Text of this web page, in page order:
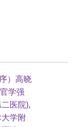
）高晓
学强
医院),
学附